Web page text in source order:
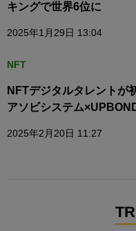
キングで世界6位に
2025年1月29日 13:04
NFT
NFTデジタルタレントが
アソビシステム
2025年2月20日 11:27